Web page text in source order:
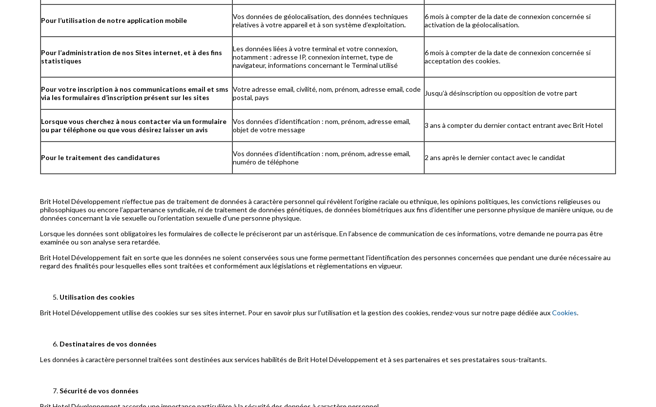
Pour l’utilisation de notre application mobile
Vos données de géolocalisation, des données techniques
relatives à votre appareil et à son système d’exploitation.
6 mois à compter de la date de connexion concernée si
activation de la géolocalisation.
Pour l’administration de nos Sites internet, et à des fins
statistiques
Les données liées à votre terminal et votre connexion,
notamment : adresse IP, connexion internet, type de
navigateur, informations concernant le Terminal utilisé
6 mois à compter de la date de connexion concernée si
acceptation des cookies.
Pour votre inscription à nos communications email et sms
via les formulaires d’inscription présent sur les sites
Votre adresse email, civilité, nom, prénom, adresse email, code
postal, pays
Jusqu’à désinscription ou opposition de votre part
Lorsque vous cherchez à nous contacter via un formulaire
ou par téléphone ou que vous désirez laisser un avis
Vos données d’identification : nom, prénom, adresse email,
objet de votre message
3 ans à compter du dernier contact entrant avec Brit Hotel
Pour le traitement des candidatures
Vos données d’identification : nom, prénom, adresse email,
numéro de téléphone
2 ans après le dernier contact avec le candidat
Brit Hotel Développement n’effectue pas de traitement de données à caractère personnel qui révèlent l’origine raciale ou ethnique, les opinions politiques, les convictions religieuses ou
philosophiques ou encore l’appartenance syndicale, ni de traitement de données génétiques, de données biométriques aux fins d’identifier une personne physique de manière unique, ou de
données concernant la vie sexuelle ou l’orientation sexuelle d’une personne physique.
Lorsque les données sont obligatoires les formulaires de collecte le préciseront par un astérisque. En l’absence de communication de ces informations, votre demande ne pourra pas être
examinée ou son analyse sera retardée.
Brit Hotel Développement fait en sorte que les données ne soient conservées sous une forme permettant l’identification des personnes concernées que pendant une durée nécessaire au
regard des finalités pour lesquelles elles sont traitées et conformément aux législations et règlementations en vigueur.
Utilisation des cookies
Brit Hotel Développement utilise des cookies sur ses sites internet. Pour en savoir plus sur l’utilisation et la gestion des cookies, rendez-vous sur notre page dédiée auxCookies.
Destinataires de vos données
Les données à caractère personnel traitées sont destinées aux services habilités de Brit Hotel Développement et à ses partenaires et ses prestataires sous-traitants.
Sécurité de vos données